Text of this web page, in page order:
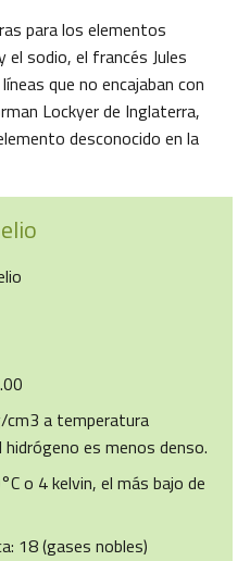
para los elementos
sodio, el francés Jules
que no encajaban con
Lockyer de Inglaterra,
desconocido en la
cm3 a temperatura
es menos denso.
o 4 kelvin, el más bajo de
18 (gases nobles)